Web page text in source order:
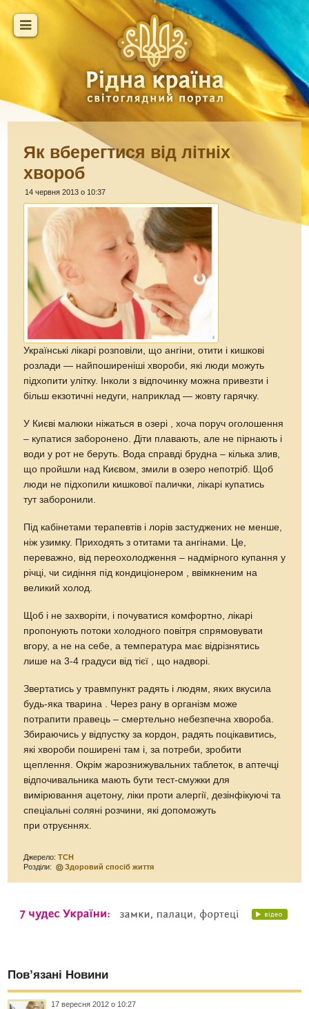
Як вберегтися від літніх
хвороб
14 червня 2013 о 10:37
Українські лікарі розповіли, що ангіни, отити і кишкові
розлади — найпоширеніші хвороби, які люди можуть
підхопити улітку. Інколи з відпочинку можна привезти і
більш екзотичні недуги, наприклад — жовту гарячку.
У Києві малюки ніжаться в озері , хоча поруч оголошення
– купатися заборонено. Діти плавають, але не пірнають і
води у рот не беруть. Вода справді брудна – кілька злив,
що пройшли над Києвом, змили в озеро непотріб. Щоб
люди не підхопили кишкової палички, лікарі купатись
тут заборонили.
Під кабінетами терапевтів і лорів застуджених не менше,
ніж узимку. Приходять з отитами та ангінами. Це,
переважно, від переохолодження – надмірного купання у
річці, чи сидіння під кондиціонером , ввімкненим на
великий холод.
Щоб і не захворіти, і почуватися комфортно, лікарі
пропонують потоки холодного повітря спрямовувати
вгору, а не на себе, а температура має відрізнятись
лише на 3-4 градуси від тієї , що надворі.
Звертатись у травмпункт радять і людям, яких вкусила
будь-яка тварина . Через рану в організм може
потрапити правець – смертельно небезпечна хвороба.
Збираючись у відпустку за кордон, радять поцікавитись,
які хвороби поширені там і, за потреби, зробити
щеплення. Окрім жарознижувальних таблеток, в аптечці
відпочивальника мають бути тест-смужки для
вимірювання ацетону, ліки проти алергії, дезінфікуючі та
спеціальні соляні розчини, які допоможуть
при отруєннях.
Джерело:ТСН
Розділи:
Здоровий спосіб життя
Пов’язані Новини
17 вересня 2012 о 10:27